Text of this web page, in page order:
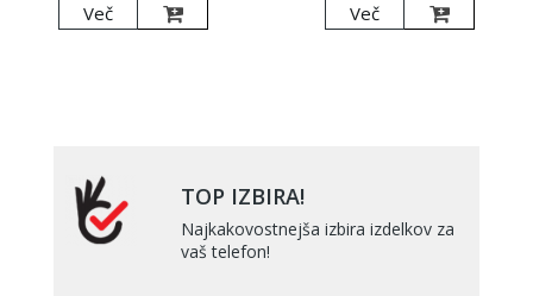
Več Več
TOP IZBIRA!
Najkakovostnejša izbira izdelkov za
vaš telefon!